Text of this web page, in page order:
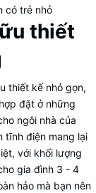
có trẻ nhỏ
thiết
thiết kế nhỏ gọn,
đặt ở những
ngôi nhà của
tĩnh điện mang lại
với khối lượng
gia đình 3 - 4
hảo mà bạn nên